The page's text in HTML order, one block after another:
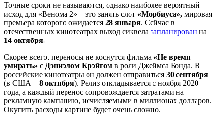
Точные сроки не называются, однако наиболее вероятный
исход для «Венома 2» – это занять слот «Морбиуса», мировая
премьера которого ожидается 28 января. Сейчас в
отечественных кинотеатрах выход сиквела запланирован на
14 октября.
Скорее всего, переносы не коснутся фильма «Не время
умирать» с Дэниэлом Крэйгом в роли Джеймса Бонда. В
российские кинотеатры он должен отправиться 30 сентября
(в США – 8 октября). Релиз откладывается с ноября 2020
года, а каждый перенос сопровождается затратами на
рекламную кампанию, исчисляемыми в миллионах долларов.
Окупить расходы картине будет очень сложно.